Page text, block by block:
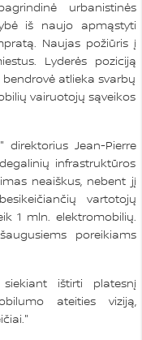
urbanistinės
iš naujo apmąstyti
Naujas požiūris į
Lyderės poziciją
atlieka svarbų
vairuotojų sąveikos
direktorius Jean-Pierre
infrastruktūros
neaiškus, nebent jį
vartotojų
1 mln. elektromobilių.
poreikiams
ištirti platesnį
ateities viziją,